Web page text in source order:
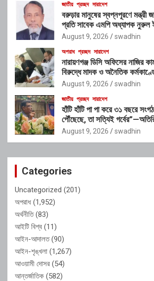
জাতীয় প্রচ্ছদ সারাদেশ
বরুড়ার মানুষের স্বপ্নপূরণে মন্ত্রী
প্রতি সাবেক এমপি অধ্যাপক নুরুল
আহ্বান
August 9, 2026 swadhin
অপরাধ প্রচ্ছদ সারাদেশ
নারায়ণগঞ্জ ডিসি অফিসের নাজির
বিরুদ্ধে মাদক ও অনৈতিক
August 9, 2026 swadhin
জাতীয় প্রচ্ছদ সারাদেশ
হাঁটি হাঁটি পা পা করে ৩১ বছরে
পৌঁছেছে, তা সত্যিই
August 9, 2026 swadhin
Categories
Uncategorized (201)
অপরাধ (1,952)
অর্থনীতি(83)
আইটি বিশ্ব (11)
আইন-আদালত(90)
আইন-শৃঙ্খলা (1,267)
আওয়ামী দোসর (54)
আন্তর্জাতিক (582)